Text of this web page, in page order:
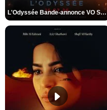
L'Odyssée Bande-annonce VO STFR